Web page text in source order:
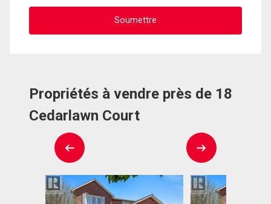
Propriétés à vendre près de 18
Cedarlawn Court